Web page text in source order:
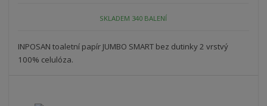
SKLADEM 340 BALENÍ
INPOSAN toaletní papír JUMBO SMART bez dutinky 2 vrstvý
100% celulóza.